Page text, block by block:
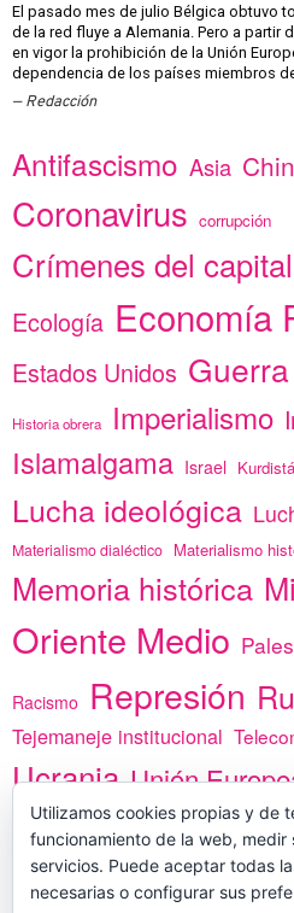
El pasado mes de julio Bélgica obtuvo
de la red fluye a Alemania. Pero a partir
en vigor la prohibición de la Unión
dependencia de los países miembros
Redacción
Antifascismo Asia
Coronavirus corrupción
Crímenes del
Ecología Economía
Estados Unidos
Historia obrera Imperialismo
Islamalgama Israel
Lucha ideológica
Materialismo dialéctico Materialismo
Memoria histórica
Oriente Medio
Racismo Represión
Tejemaneje institucional
Ucrania Unión
vacunas Yemen África
Utilizamos cookies propias y de
funcionamiento de la web, medir
servicios. Puede aceptar todas
necesarias o configurar sus